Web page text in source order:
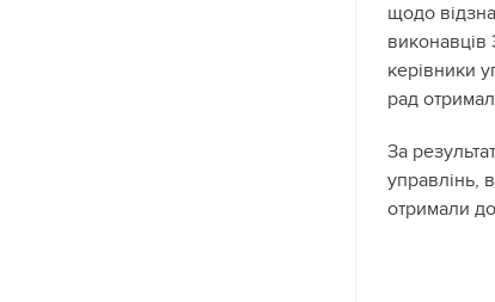
щодо
виконавців
керівники
рад
За
управлінь,
отримали